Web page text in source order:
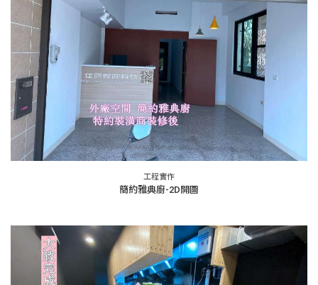
工程實作
簡約雅典廚-2D開圖